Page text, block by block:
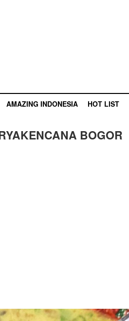
AMAZING INDONESIA HOT LIST
BOGOR